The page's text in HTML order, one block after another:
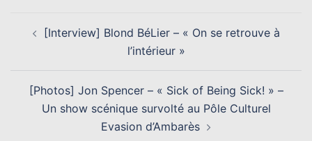
D’ARTICLE
[Interview] Blond BéLier – « On se retrouve à
l’intérieur »
[Photos] Jon Spencer – « Sick of Being Sick! » –
Un show scénique survolté au Pôle Culturel
Evasion d’Ambarès